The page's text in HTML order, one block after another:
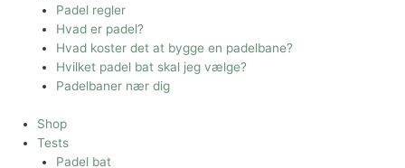
Padel regler
Hvad er padel?
Hvad koster det at bygge en padelbane?
Hvilket padel bat skal jeg vælge?
Padelbaner nær dig
Shop
Tests
Padel bat